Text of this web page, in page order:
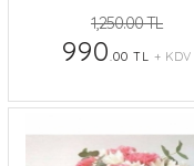
1,250.00 TL
990.00 TL+ KDV